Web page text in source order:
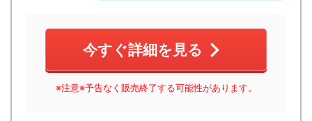
今すぐ詳細を見る
※注意※予告なく販売終了する可能性があります。